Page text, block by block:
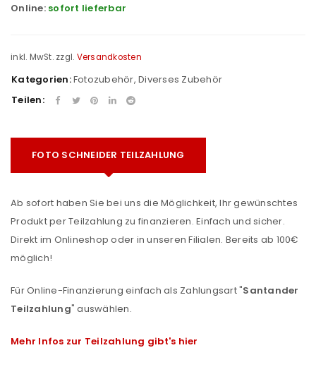
Online: sofort lieferbar
inkl. MwSt. zzgl. Versandkosten
Kategorien:Fotozubehör, Diverses Zubehör
Teilen:
FOTO SCHNEIDER TEILZAHLUNG
Ab sofort haben Sie bei uns die Möglichkeit, Ihr gewünschtes
Produkt per Teilzahlung zu finanzieren. Einfach und sicher.
Direkt im Onlineshop oder in unseren Filialen. Bereits ab 100€
möglich!
Für Online-Finanzierung einfach als Zahlungsart "Santander
Teilzahlung" auswählen.
Mehr Infos zur Teilzahlung gibt's hier